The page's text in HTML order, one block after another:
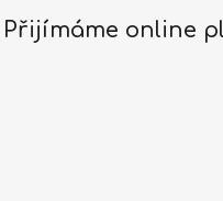
Přijímáme online